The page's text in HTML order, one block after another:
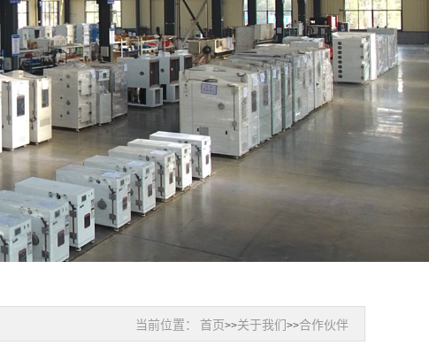
当前位置： 首页>>关于我们>>合作伙伴